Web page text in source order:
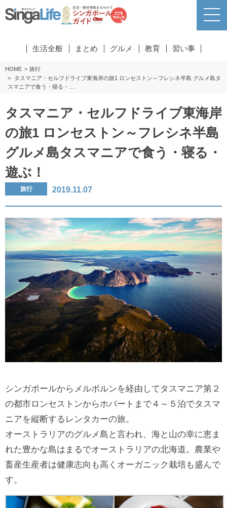
生活全般 まとめ グルメ 教育 習い事
HOME
旅行
タスマニア・セルフドライブ東海岸の旅1 ロンセストン～フレシネ半島 グルメ島タ
スマニアで食う・寝る・…
タスマニア・セルフドライブ東海岸
の旅1 ロンセストン～フレシネ半島
グルメ島タスマニアで食う・寝る・
遊ぶ！
旅行 2019.11.07
シンガポールからメルボルンを経由してタスマニア第２
の都市ロンセストンからホバートまで４～５泊でタスマ
ニアを縦断するレンタカーの旅。
オーストラリアのグルメ島と言われ、海と山の幸に恵ま
れた豊かな島はまるでオーストラリアの北海道。農業や
畜産生産者は健康志向も高くオーガニック栽培も盛んで
す。